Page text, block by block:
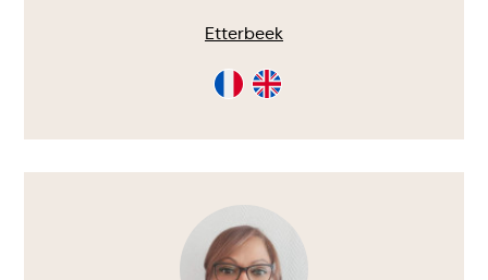
Etterbeek
Consultation
en
Consultation
en
Voir